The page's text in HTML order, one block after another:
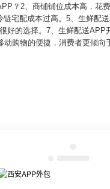
？2、商铺铺位成本高，花
宅配成本过高。5、生鲜配
的选择。7、生鲜配送APP
购物的便捷，消费者更倾向